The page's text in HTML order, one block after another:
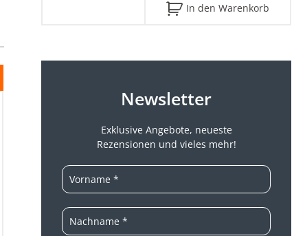
In den Warenkorb
Newsletter
Exklusive Angebote, neueste
Rezensionen und vieles mehr!